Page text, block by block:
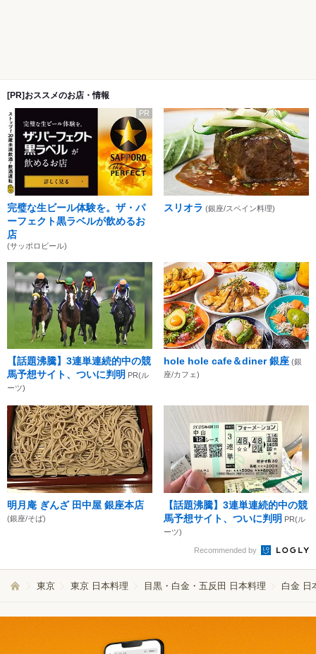
[PR]おススメのお店・情報
PR
完璧な生ビール体験を。ザ・パ
ーフェクト黒ラベルが飲めるお
店
(サッポロビール)
スリオラ (銀座/スペイン料理)
【話題沸騰】3連単連続的中の競
馬予想サイト、ついに判明 PR(ル
ーツ)
hole hole cafe＆diner 銀座 (銀
座/カフェ)
明月庵 ぎんざ 田中屋 銀座本店
(銀座/そば)
【話題沸騰】3連単連続的中の競
馬予想サイト、ついに判明 PR(ル
ーツ)
Recommended by
東京 東京 日本料理 目黒・白金・五反田 日本料理 白金 日